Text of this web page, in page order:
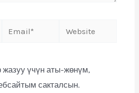
жазуу үчүн аты-жөнүм,
сакталсын.